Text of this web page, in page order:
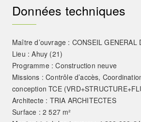
Données techniques
Maître d’ouvrage : CONSEIL GENERAL
Lieu : Ahuy (21)
Programme : Construction neuve
Missions : Contrôle d’accès,
conception TCE
Architecte : TRIA ARCHITECTES
Surface : 2 527 m²